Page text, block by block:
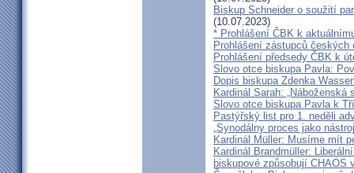
Biskup Schneider o soužití
(10.07.2023)
* Prohlášení ČBK k
Prohlášení zástupců
Prohlášení předsedy ČBK k
Slovo otce biskupa Pavla:
Dopis biskupa Zdenka
Kardinál Sarah: „Náboženská
Slovo otce biskupa Pavla k
Pastýřský list pro 1. neděli
„Synodálny proces jako
Kardinál Müller: Musíme mít
Kardinál Brandmüller:
biskupové způsobují CHAOS